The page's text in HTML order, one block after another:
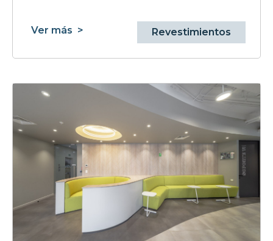
Ver más > Revestimientos